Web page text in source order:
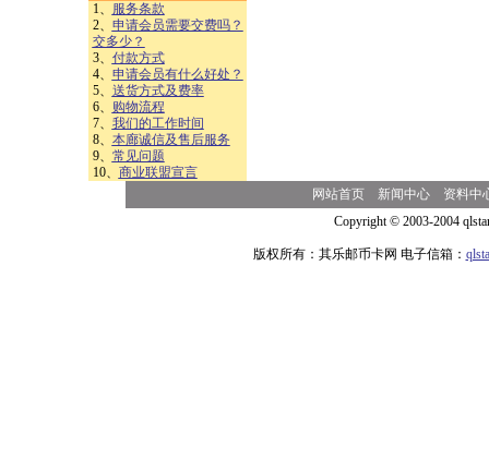
1、
服务条款
2、 申请会员需要交费吗？
交多少？
3、 付款方式
4、 申请会员有什么好处？
5、 送货方式及费率
6、
购物流程
7、 我们的工作时间
8、 本廊诚信及售后服务
9、 常见问题
10、 商业联盟宣言
网站首页 新闻中心
资料中
Copyright © 2003-2004
版权所有：其乐邮币卡网 电子信箱：